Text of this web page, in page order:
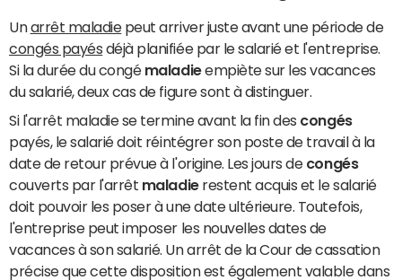
Unarrêt maladiepeut arriver juste avant une période de
congés payés déjà planifiée par le salarié et l'entreprise.
Si la durée du congé maladieempiète sur les vacances
du salarié, deux cas de figure sont à distinguer.
Si l'arrêt maladie se termine avant la fin des congés
payés, le salarié doit réintégrer son poste de travail à la
date de retour prévue à l'origine. Les jours de congés
couverts par l'arrêt maladierestent acquis et le salarié
doit pouvoir les poser à une date ultérieure. Toutefois,
l'entreprise peut imposer les nouvelles dates de
vacances à son salarié. Un arrêt de la Cour de cassation
précise que cette disposition est également valable dans